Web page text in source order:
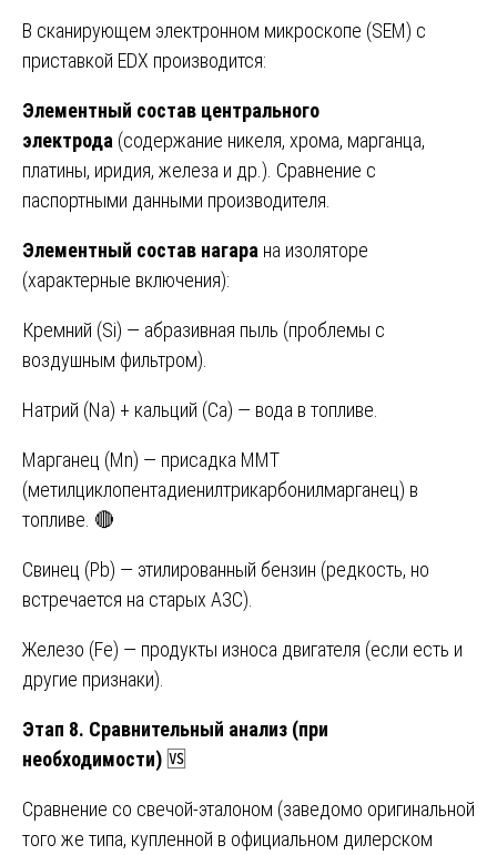
В сканирующем электронном микроскопе (SEM) с
приставкой EDX производится:
Элементный состав центрального
электрода (содержание никеля, хрома, марганца,
платины, иридия, железа и др.). Сравнение с
паспортными данными производителя.
Элементный состав нагара на изоляторе
(характерные включения):
Кремний (Si) — абразивная пыль (проблемы с
воздушным фильтром).
Натрий (Na) + кальций (Ca) — вода в топливе.
Марганец (Mn) — присадка MMT
(метилциклопентадиенилтрикарбонилмарганец) в
топливе. 🔴
Свинец (Pb) — этилированный бензин (редкость, но
встречается на старых АЗС).
Железо (Fe) — продукты износа двигателя (если есть и
другие признаки).
Этап 8. Сравнительный анализ (при
необходимости) 🆚
Сравнение со свечой-эталоном (заведомо оригинальной
того же типа, купленной в официальном дилерском